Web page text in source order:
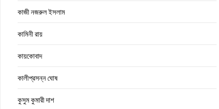
কাজী নজরুল ইসলাম
কামিনী রায়
কায়কোবাদ
কালীপ্রসন্ন ঘোষ
কুসুম কুমারী দাশ